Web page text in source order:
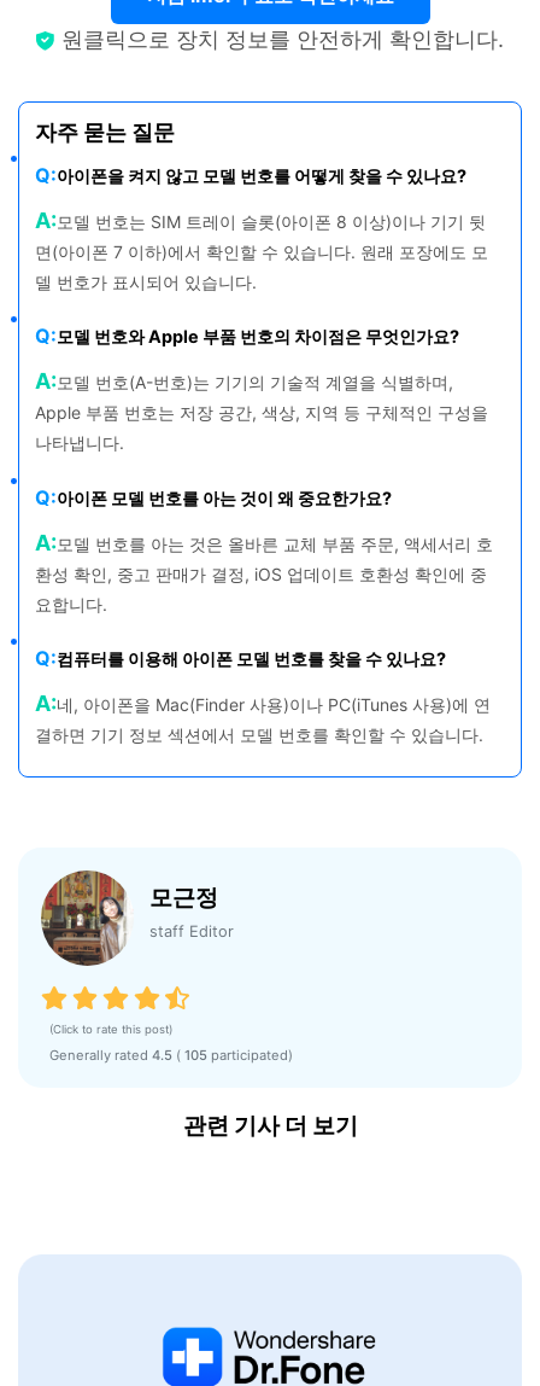
원클릭으로 장치 정보를 안전하게 확인합니다.
자주 묻는 질문
Q:아이폰을 켜지 않고 모델 번호를 어떻게 찾을 수 있나요?
A:모델 번호는 SIM 트레이 슬롯(아이폰 8 이상)이나 기기 뒷
면(아이폰 7 이하)에서 확인할 수 있습니다. 원래 포장에도 모
델 번호가 표시되어 있습니다.
Q:모델 번호와 Apple 부품 번호의 차이점은 무엇인가요?
A:모델 번호(A-번호)는 기기의 기술적 계열을 식별하며,
Apple 부품 번호는 저장 공간, 색상, 지역 등 구체적인 구성을
나타냅니다.
Q:아이폰 모델 번호를 아는 것이 왜 중요한가요?
A:모델 번호를 아는 것은 올바른 교체 부품 주문, 액세서리 호
환성 확인, 중고 판매가 결정, iOS 업데이트 호환성 확인에 중
요합니다.
Q:컴퓨터를 이용해 아이폰 모델 번호를 찾을 수 있나요?
A:네, 아이폰을 Mac(Finder 사용)이나 PC(iTunes 사용)에 연
결하면 기기 정보 섹션에서 모델 번호를 확인할 수 있습니다.
모근정
staff Editor
(Click to rate this post)
Generally rated 4.5 ( 105 participated)
관련 기사 더 보기